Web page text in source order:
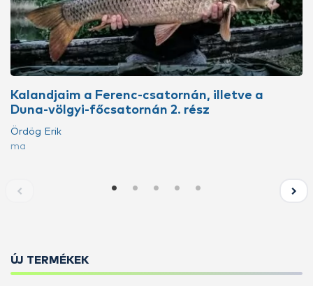
Kalandjaim a Ferenc-csatornán, illetve a
Duna-völgyi-főcsatornán 2. rész
Ördög Erik
ma
ÚJ TERMÉKEK